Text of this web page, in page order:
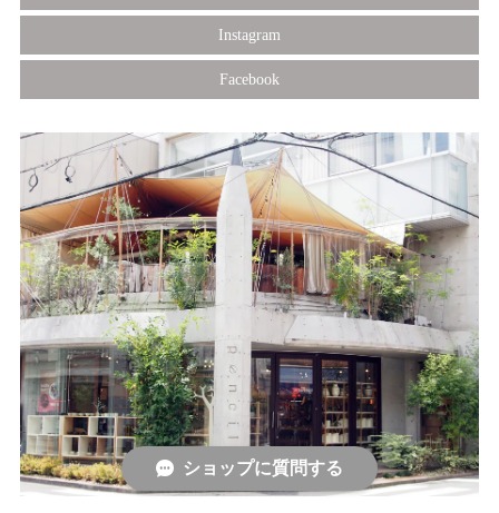
Instagram
Facebook
ショップに質問する